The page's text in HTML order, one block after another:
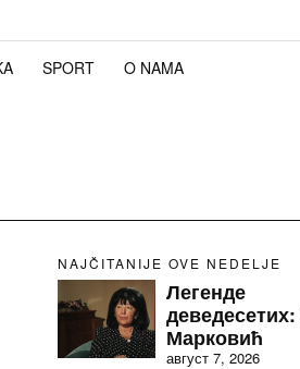
SPORT O NAMA
NAJČITANIJE OVE NEDELJE
Легенде
Марковић
август 7, 2026